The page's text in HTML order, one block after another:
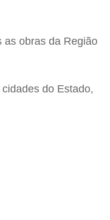
as obras da Região
do Estado,